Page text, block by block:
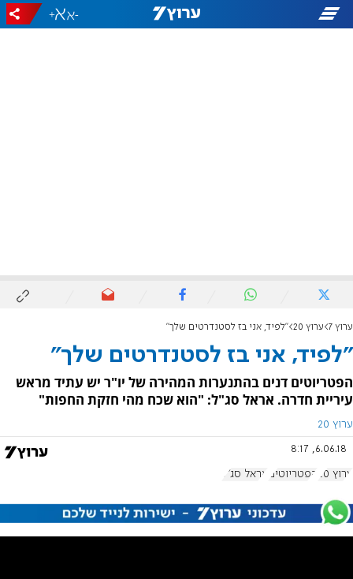
-
+
ערוץ 7 ערוץ 20 "לפיד, אני בז לסטנדרטים שלך"
"לפיד, אני בז לסטנדרטים שלך"
הפטריוטים דנים בהתנערות המהירה של יו"ר יש עתיד מראש
עיריית חדרה. אראל סג"ל: "הוא שכח מהי חזקת החפות"
ערוץ 20
6.06.18, 8:17
ערוץ 20 הפטריוטים אראל סג"ל